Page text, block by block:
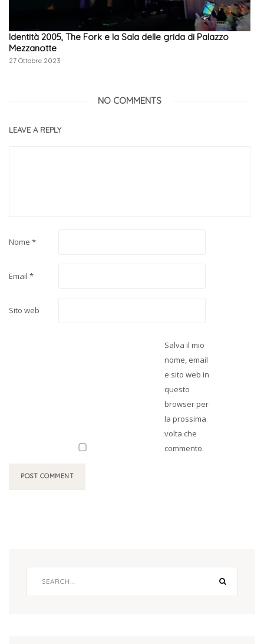
Identità 2005, The Fork e la Sala delle grida di Palazzo
Mezzanotte
27 Ottobre 2023
NO COMMENTS
LEAVE A REPLY
Nome *
Email *
Sito web
Salva il mio
nome, email
e sito web in
questo
browser per
la prossima
volta che
commento.